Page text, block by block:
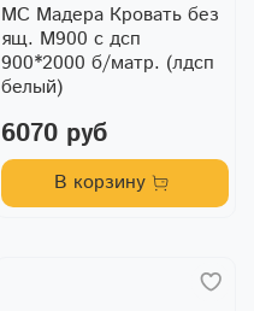
МС Мадера Кровать без
ящ. М900 с дсп
900*2000 б/матр. (лдсп
белый)
6070 руб
В корзину